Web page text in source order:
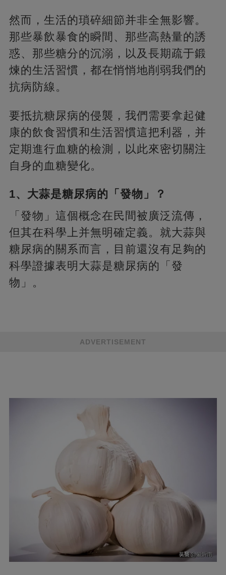
然而，生活的瑣碎細節并非全無影響。
那些暴飲暴食的瞬間、那些高熱量的誘
惑、那些糖分的沉溺，以及長期疏于鍛
煉的生活習慣，都在悄悄地削弱我們的
抗病防線。
要抵抗糖尿病的侵襲，我們需要拿起健
康的飲食習慣和生活習慣這把利器，并
定期進行血糖的檢測，以此來密切關注
自身的血糖變化。
1、大蒜是糖尿病的「發物」？
「發物」這個概念在民間被廣泛流傳，
但其在科學上并無明確定義。就大蒜與
糖尿病的關系而言，目前還沒有足夠的
科學證據表明大蒜是糖尿病的「發
物」。
ADVERTISEMENT